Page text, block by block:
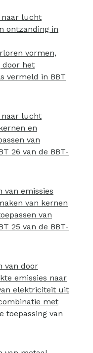
naar lucht
ontzanding in
vormen,
door het
vermeld in BBT
naar lucht
en
van
26 van de BBT-
van emissies
van kernen
van
25 van de BBT-
van door
emissies naar
elektriciteit uit
met
toepassing van